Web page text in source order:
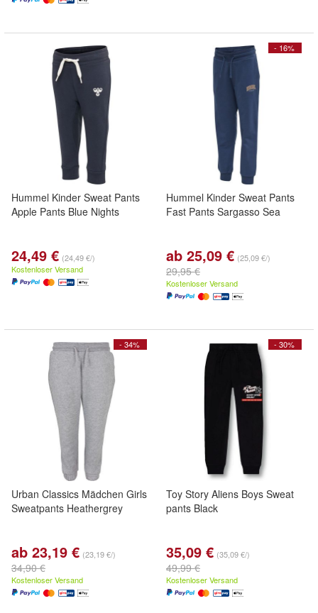
Hummel Kinder Sweat Pants
Apple Pants Blue Nights
24,49 € (24,49 €/)
Kostenloser Versand
- 16%
Hummel Kinder Sweat Pants
Fast Pants Sargasso Sea
ab 25,09 € (25,09 €/)
29,95 €
Kostenloser Versand
- 34%
Urban Classics Mädchen Girls
Sweatpants Heathergrey
ab 23,19 € (23,19 €/)
34,90 €
Kostenloser Versand
- 30%
Toy Story Aliens Boys Sweat
pants Black
35,09 € (35,09 €/)
49,99 €
Kostenloser Versand